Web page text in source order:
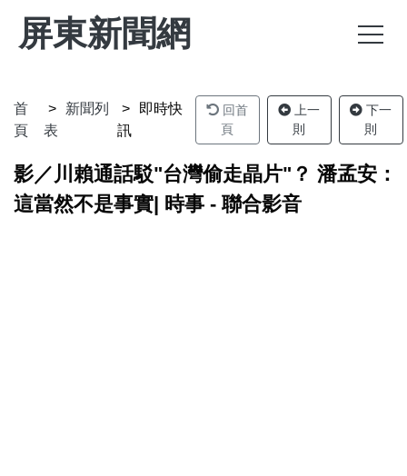
屏東新聞網
首
頁
新聞列
表
即時快
訊
回首
頁
上一
則
下一
則
影／川賴通話駁"台灣偷走晶片"？ 潘孟安：
這當然不是事實| 時事 - 聯合影音